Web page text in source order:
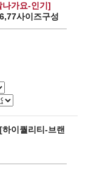
나가요-인기]
사이즈구성
이퀄리티-브랜